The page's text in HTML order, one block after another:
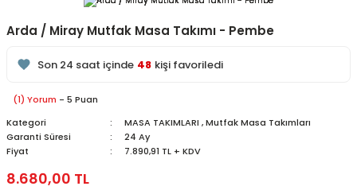
Arda / Miray Mutfak Masa Takımı - Pembe
Son 24 saat içinde 48 kişi favoriledi
199 kişi inceledi
(1) Yorum - 5 Puan
Kategori
MASA TAKIMLARI ,Mutfak Masa Takımları
Garanti Süresi
24 Ay
Fiyat
7.890,91 TL + KDV
8.680,00 TL